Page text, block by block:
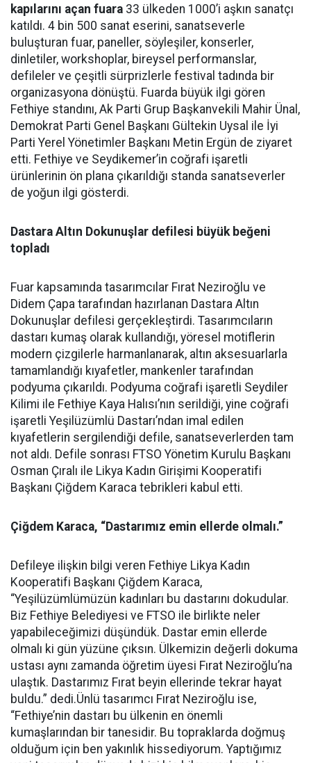
kapılarını açan fuara 33 ülkeden 1000’i aşkın sanatçı
katıldı. 4 bin 500 sanat eserini, sanatseverle
buluşturan fuar, paneller, söyleşiler, konserler,
dinletiler, workshoplar, bireysel performanslar,
defileler ve çeşitli sürprizlerle festival tadında bir
organizasyona dönüştü. Fuarda büyük ilgi gören
Fethiye standını, Ak Parti Grup Başkanvekili Mahir Ünal,
Demokrat Parti Genel Başkanı Gültekin Uysal ile İyi
Parti Yerel Yönetimler Başkanı Metin Ergün de ziyaret
etti. Fethiye ve Seydikemer’in coğrafi işaretli
ürünlerinin ön plana çıkarıldığı standa sanatseverler
de yoğun ilgi gösterdi.
Dastara Altın Dokunuşlar defilesi büyük beğeni
topladı
Fuar kapsamında tasarımcılar Fırat Neziroğlu ve
Didem Çapa tarafından hazırlanan Dastara Altın
Dokunuşlar defilesi gerçekleştirdi. Tasarımcıların
dastarı kumaş olarak kullandığı, yöresel motiflerin
modern çizgilerle harmanlanarak, altın aksesuarlarla
tamamlandığı kıyafetler, mankenler tarafından
podyuma çıkarıldı. Podyuma coğrafi işaretli Seydiler
Kilimi ile Fethiye Kaya Halısı’nın serildiği, yine coğrafi
işaretli Yeşilüzümlü Dastarı’ndan imal edilen
kıyafetlerin sergilendiği defile, sanatseverlerden tam
not aldı. Defile sonrası FTSO Yönetim Kurulu Başkanı
Osman Çıralı ile Likya Kadın Girişimi Kooperatifi
Başkanı Çiğdem Karaca tebrikleri kabul etti.
Çiğdem Karaca, “Dastarımız emin ellerde olmalı.”
Defileye ilişkin bilgi veren Fethiye Likya Kadın
Kooperatifi Başkanı Çiğdem Karaca,
“Yeşilüzümlümüzün kadınları bu dastarını dokudular.
Biz Fethiye Belediyesi ve FTSO ile birlikte neler
yapabileceğimizi düşündük. Dastar emin ellerde
olmalı ki gün yüzüne çıksın. Ülkemizin değerli dokuma
ustası aynı zamanda öğretim üyesi Fırat Neziroğlu’na
ulaştık. Dastarımız Fırat beyin ellerinde tekrar hayat
buldu.” dedi.Ünlü tasarımcı Fırat Neziroğlu ise,
“Fethiye’nin dastarı bu ülkenin en önemli
kumaşlarından bir tanesidir. Bu topraklarda doğmuş
olduğum için ben yakınlık hissediyorum. Yaptığımız